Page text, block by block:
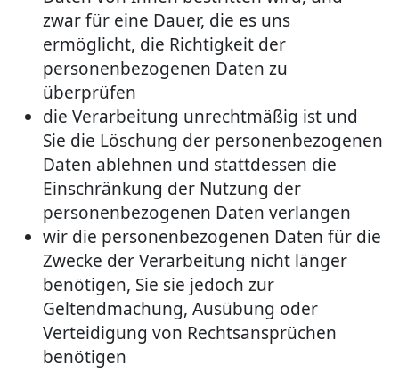
zwar für eine Dauer, die es uns
ermöglicht, die Richtigkeit der
personenbezogenen Daten zu
überprüfen
die Verarbeitung unrechtmäßig ist und
Sie die Löschung der personenbezogenen
Daten ablehnen und stattdessen die
Einschränkung der Nutzung der
personenbezogenen Daten verlangen
wir die personenbezogenen Daten für die
Zwecke der Verarbeitung nicht länger
benötigen, Sie sie jedoch zur
Geltendmachung, Ausübung oder
Verteidigung von Rechtsansprüchen
benötigen